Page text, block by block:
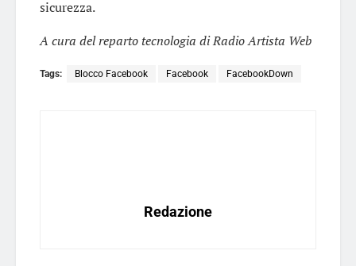
sicurezza.
A cura del reparto tecnologia di Radio Artista Web
Tags: Blocco Facebook Facebook FacebookDown
Redazione